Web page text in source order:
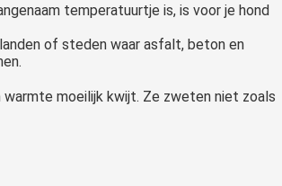
temperatuurtje is, is voor je hond
of steden waar asfalt, beton en
warmte moeilijk kwijt. Ze zweten niet zoals